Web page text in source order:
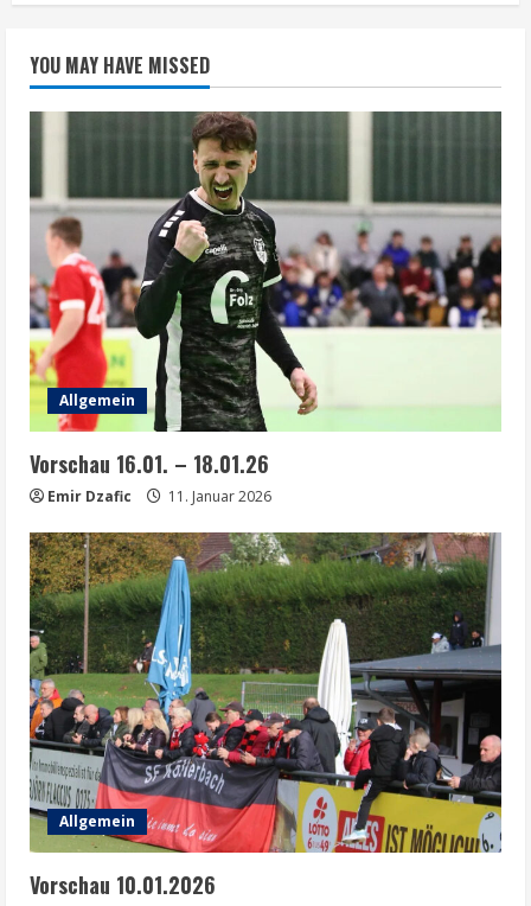
YOU MAY HAVE MISSED
Allgemein
Vorschau 16.01. – 18.01.26
Emir Dzafic 11. Januar 2026
Allgemein
Vorschau 10.01.2026